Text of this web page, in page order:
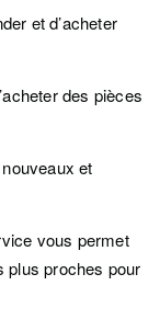
et d’acheter
des pièces
et
vous permet
plus proches pour